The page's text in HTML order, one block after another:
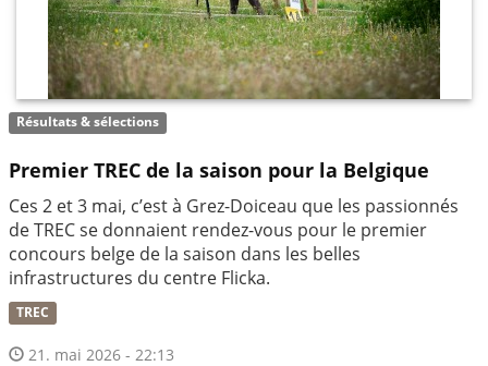
Résultats & sélections
Premier TREC de la saison pour la Belgique
Ces 2 et 3 mai, c’est à Grez-Doiceau que les passionnés
de TREC se donnaient rendez-vous pour le premier
concours belge de la saison dans les belles
infrastructures du centre Flicka.
TREC
21. mai 2026 - 22:13